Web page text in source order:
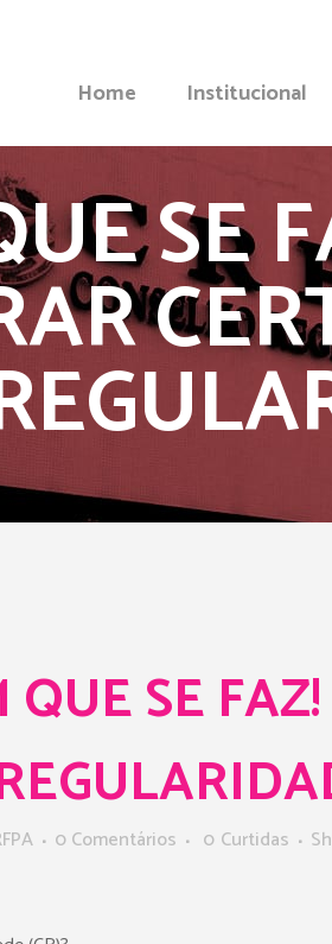
Home Institucional
SE
QUE SE
0 Comentários 0 Curtidas